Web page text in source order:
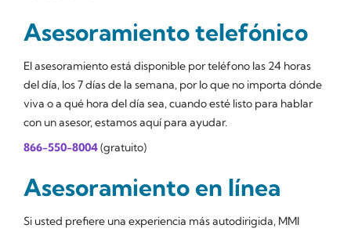
Asesoramiento telefónico
El asesoramiento está disponible por teléfono las 24 horas
del día, los 7 días de la semana, por lo que no importa dónde
viva o a qué hora del día sea, cuando esté listo para hablar
con un asesor, estamos aquí para ayudar.
866-550-8004(gratuito)
Asesoramiento en línea
Si usted prefiere una experiencia más autodirigida, MMI